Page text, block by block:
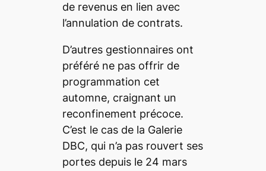
de revenus en lien avec
l’annulation de contrats.
D’autres gestionnaires ont
préféré ne pas offrir de
programmation cet
automne, craignant un
reconfinement précoce.
C’est le cas de la Galerie
DBC, qui n’a pas rouvert ses
portes depuis le 24 mars